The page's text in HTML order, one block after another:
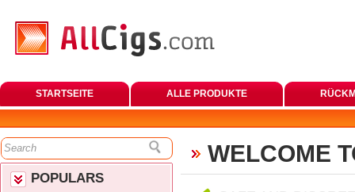
STARTSEITE ALLE PRODUKTE
POPULARS
WELCOME